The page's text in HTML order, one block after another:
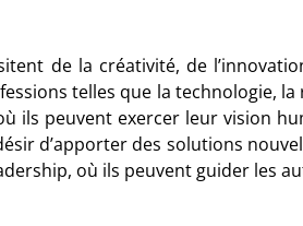
de la créativité, de
telles que la technologie,
peuvent exercer leur vision
d’apporter des solutions
où ils peuvent guider les